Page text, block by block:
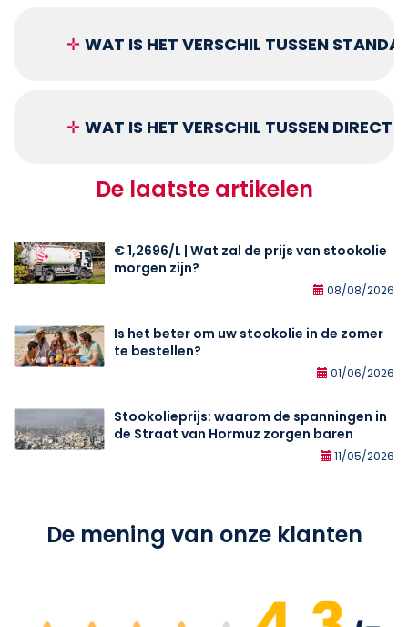
✛ WAT IS HET VERSCHIL TUSSEN
✛ WAT IS HET VERSCHIL TUSSEN DIRECT
De laatste artikelen
€ 1,2696/L | Wat zal de prijs van stookolie
morgen zijn?
08/08/2026
Is het beter om uw stookolie in de zomer
te bestellen?
01/06/2026
Stookolieprijs: waarom de spanningen in
de Straat van Hormuz zorgen baren
11/05/2026
De mening van onze klanten